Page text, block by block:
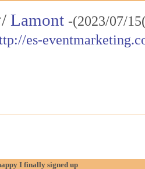
Lamont -(2023/07/
es-
I finally signed up